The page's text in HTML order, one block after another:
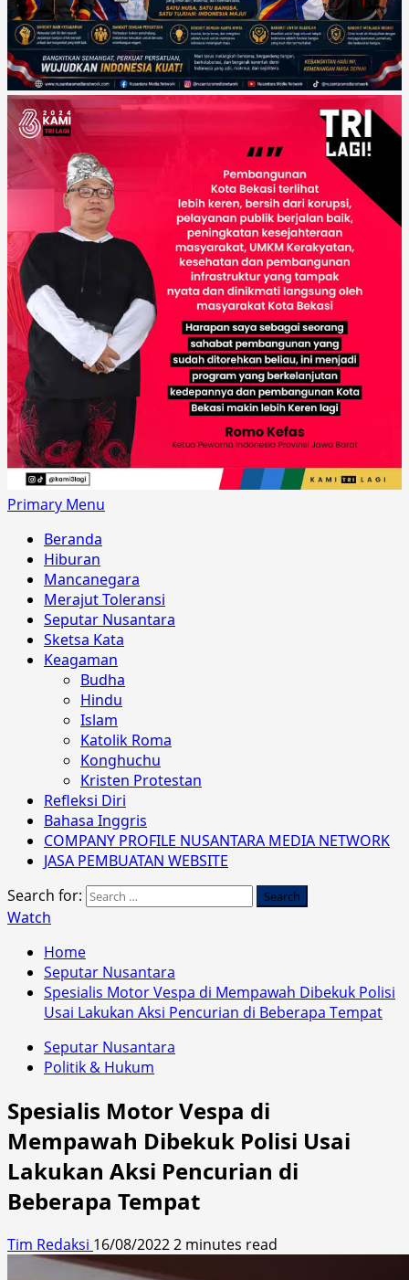
Primary Menu
Beranda
Hiburan
Mancanegara
Merajut Toleransi
Seputar Nusantara
Sketsa Kata
Keagaman
Budha
Hindu
Islam
Katolik Roma
Konghuchu
Kristen Protestan
Refleksi Diri
Bahasa Inggris
COMPANY PROFILE NUSANTARA MEDIA NETWORK
JASA PEMBUATAN WEBSITE
Search for:
Watch
Home
Seputar Nusantara
Spesialis Motor Vespa di Mempawah Dibekuk Polisi
Usai Lakukan Aksi Pencurian di Beberapa Tempat
Seputar Nusantara
Politik & Hukum
Spesialis Motor Vespa di
Mempawah Dibekuk Polisi Usai
Lakukan Aksi Pencurian di
Beberapa Tempat
Tim Redaksi 16/08/20222 minutes read